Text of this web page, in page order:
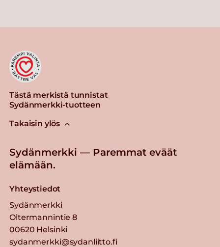
Tästä merkistä tunnistat
Sydänmerkki-tuotteen
Takaisin ylös
Sydänmerkki — Paremmat eväät
elämään.
Yhteystiedot
Sydänmerkki
Oltermannintie 8
00620 Helsinki
sydanmerkki@sydanliitto.fi